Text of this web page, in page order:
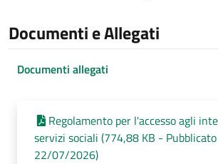
Documenti e Allegati
Documenti allegati
Regolamento per l'accesso agli
servizi sociali (774,88 KB -
22/07/2026)